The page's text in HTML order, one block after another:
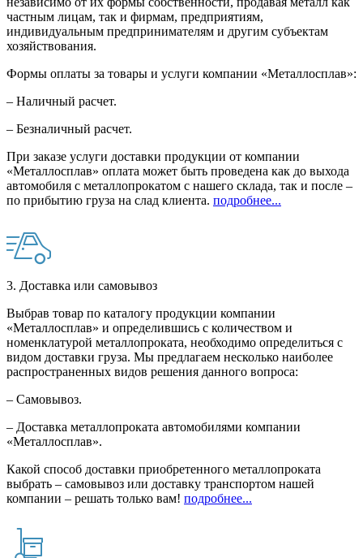
частным лицам, так и фирмам, предприятиям,
индивидуальным предпринимателям и другим субъектам
хозяйствования.
Формы оплаты за товары и услуги компании «Металлосплав»:
– Наличный расчет.
– Безналичный расчет.
При заказе услуги доставки продукции от компании
«Металлосплав» оплата может быть проведена как до выхода
автомобиля с металлопрокатом с нашего склада, так и после –
по прибытию груза на слад клиента. подробнее...
3. Доставка или самовывоз
Выбрав товар по каталогу продукции компании
«Металлосплав» и определившись с количеством и
номенклатурой металлопроката, необходимо определиться с
видом доставки груза. Мы предлагаем несколько наиболее
распространенных видов решения данного вопроса:
– Самовывоз.
– Доставка металлопроката автомобилями компании
«Металлосплав».
Какой способ доставки приобретенного металлопроката
выбрать – самовывоз или доставку транспортом нашей
компании – решать только вам! подробнее...